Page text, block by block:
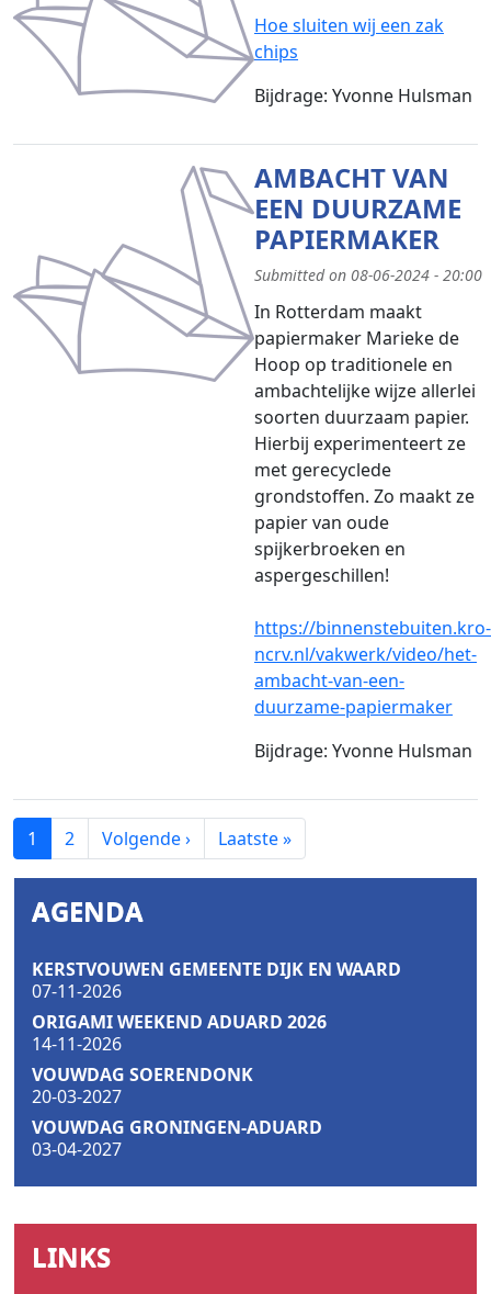
Hoe sluiten wij een zak
chips
Bijdrage: Yvonne Hulsman
AMBACHT VAN
EEN DUURZAME
PAPIERMAKER
Submitted on 08-06-2024 - 20:00
In Rotterdam maakt
papiermaker Marieke de
Hoop op traditionele en
ambachtelijke wijze allerlei
soorten duurzaam papier.
Hierbij experimenteert ze
met gerecyclede
grondstoffen. Zo maakt ze
papier van oude
spijkerbroeken en
aspergeschillen!
https://binnenstebuiten.kro-
ncrv.nl/vakwerk/video/het-
ambacht-van-een-
duurzame-papiermaker
Bijdrage: Yvonne Hulsman
PAGINERING
1 2 Volgende ›Volgende pagina
Laatste »Laatste pagina
AGENDA
KERSTVOUWEN GEMEENTE DIJK EN WAARD
07-11-2026
ORIGAMI WEEKEND ADUARD 2026
14-11-2026
VOUWDAG SOERENDONK
20-03-2027
VOUWDAG GRONINGEN-ADUARD
03-04-2027
LINKS